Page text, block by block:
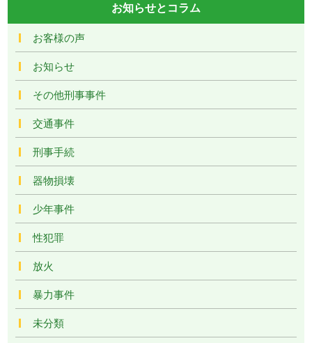
お知らせとコラム
お客様の声
お知らせ
その他刑事事件
交通事件
刑事手続
器物損壊
少年事件
性犯罪
放火
暴力事件
未分類